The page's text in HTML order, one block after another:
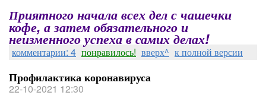
Приятного начала всех дел с чашечки
кофе, а затем обязательного и
неизменного успеха в самих делах!
комментарии: 4 понравилось! вверх^ к полной версии
Профилактика коронавируса
22-10-2021 12:30